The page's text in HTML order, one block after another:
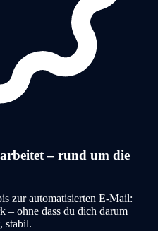
– rund um die
zur automatisierten E-Mail:
– ohne dass du dich darum
stabil.